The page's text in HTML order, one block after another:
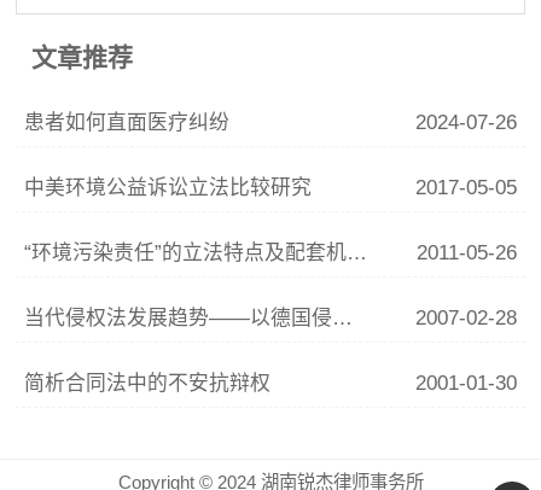
文章推荐
患者如何直面医疗纠纷 2024-07-26
中美环境公益诉讼立法比较研究 2017-05-05
“环境污染责任”的立法特点及配套机制之完善 2011-05-26
当代侵权法发展趋势——以德国侵权法的变革为视角 2007-02-28
简析合同法中的不安抗辩权 2001-01-30
Copyright © 2024 湖南锐杰律师事务所